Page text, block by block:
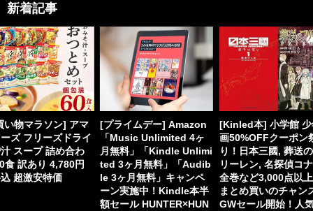
新着記事
[プライムデー] Amazon
「Music Unlimited 4ヶ
月無料」「Kindle Unlimi
ted 3ヶ月無料」「Audib
le 3ヶ月無料」キャンペ
ーン実施中！Kindle本半
額セール HUNTER×HUN
[Kinled本] 小学館 少
画50%OFFクーポン
り！日本三國, 葬送
リーレン, 名探偵コ
全巻など3,000点以
まとめ買いのチャン
GWセール開始！人
い物マラソン] アマ
ズ フリーズドライ
スープ 詰め合わ
食 訳あり 4,780円
超激安特価